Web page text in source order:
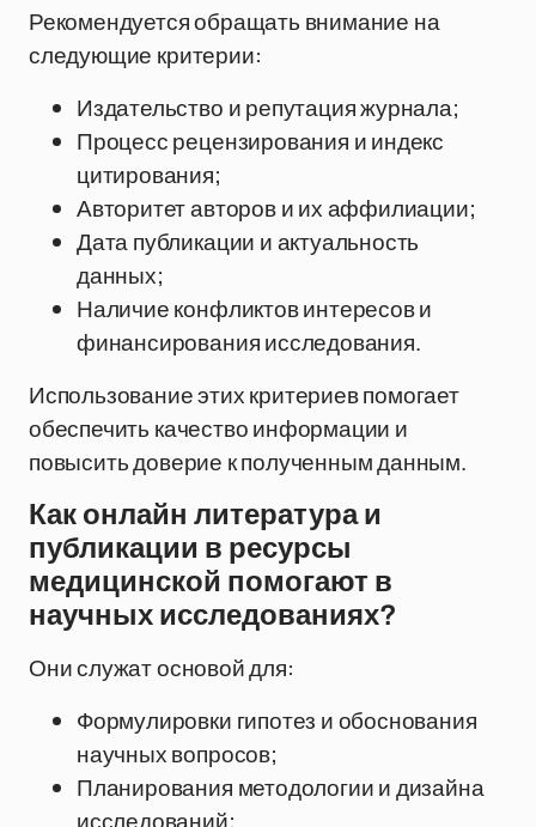
Рекомендуется обращать внимание на
следующие критерии:
Издательство и репутация журнала;
Процесс рецензирования и индекс
цитирования;
Авторитет авторов и их аффилиации;
Дата публикации и актуальность
данных;
Наличие конфликтов интересов и
финансирования исследования.
Использование этих критериев помогает
обеспечить качество информации и
повысить доверие к полученным данным.
Как онлайн литература и
публикации в ресурсы
медицинской помогают в
научных исследованиях?
Они служат основой для:
Формулировки гипотез и обоснования
научных вопросов;
Планирования методологии и дизайна